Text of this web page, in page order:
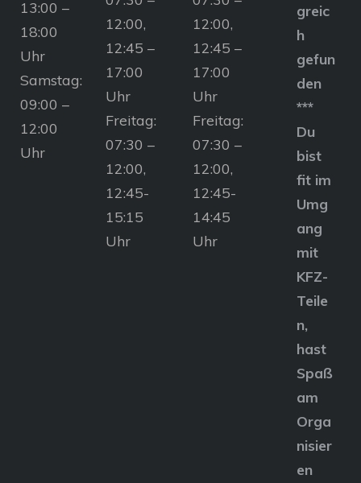
13:00 –
18:00
Uhr
Samstag:
09:00 –
12:00
Uhr
12:00,
12:45 –
17:00
Uhr
Freitag:
07:30 –
12:00,
12:45-
15:15
Uhr
12:00,
12:45 –
17:00
Uhr
Freitag:
07:30 –
12:00,
12:45-
14:45
Uhr
greic
h
gefun
den
***
Du
bist
fit im
Umg
ang
mit
KFZ-
Teile
n,
hast
Spaß
am
Orga
nisier
en